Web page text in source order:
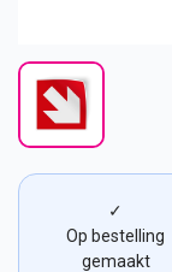
✓
Op bestelling
gemaakt